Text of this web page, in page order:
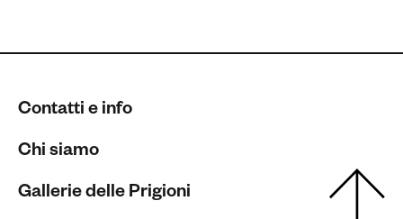
Contatti e info
Chi siamo
Gallerie delle Prigioni